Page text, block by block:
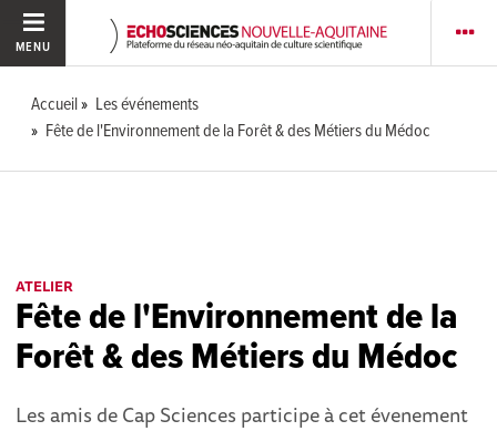
MENU
Accueil
Les événements
Fête de l'Environnement de la Forêt & des Métiers du Médoc
ATELIER
Fête de l'Environnement de la
Forêt & des Métiers du Médoc
Les amis de Cap Sciences participe à cet évenement